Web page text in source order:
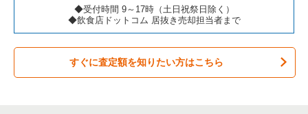
カラオケ・パブ・スナックの居抜き売却物件の案件一覧
バーの居抜き売却物件の案件一覧
居酒屋・ダイニングバーの居抜き売却物件の案件一覧
板橋区の飲食店の居抜き売却物件の案件一覧
台東区の飲食店の居抜き売却物件の案件一覧
練馬区の飲食店の居抜き売却物件の案件一覧
東京23区のカフェの居抜き売却物件の案件一覧
東京23区のテイクアウトの居抜き売却物件の案件一覧
東京23区のお弁当・惣菜・デリの居抜き売却物件の案件一覧
目黒区のテイクアウトの居抜き売却物件の案件一覧
目黒区のバーの居抜き売却物件の案件一覧
目黒区の居酒屋・ダイニングバーの居抜き売却物件の案件一覧
◆受付時間 9～17時（土日祝祭日除く）
◆飲食店ドットコム 居抜き売却担当者まで
すぐに査定額を知りたい方はこちら